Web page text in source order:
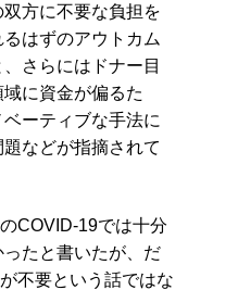
方に不要な負担を
はずのアウトカム
さらにはドナー目
に資金が偏るた
ーティブな手法に
などが指摘されて
COVID-19では十分
たと書いたが、だ
不要という話ではな